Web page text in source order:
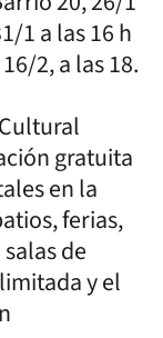
1 a las 16 h
2, a las 18.
gratuita
en la
ferias,
de
y el